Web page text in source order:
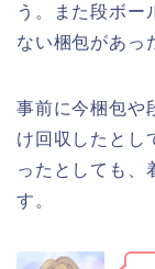
う。また段ボー
ない梱包があっ
事前に今梱包や
け回収したとし
ったとしても、
す。